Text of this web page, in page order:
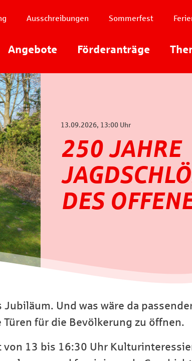
Angebote Förderanträge
Ausschreibungen Sommerfest
YoutubeFacebook
13.09.2026, 13:00 Uhr
250 JAHRE
DES
Und was wäre da
Türen für die Bevölkerung zu öffnen.
von 13 bis 16:30 Uhr